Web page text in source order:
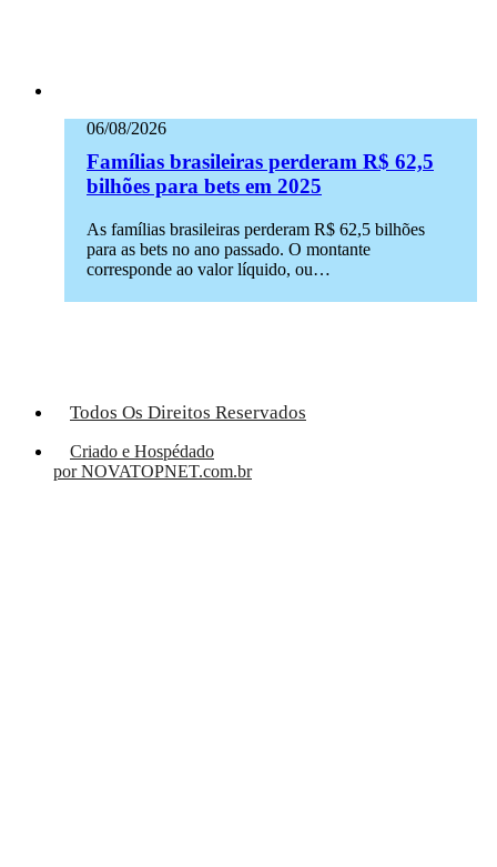
06/08/2026
Famílias brasileiras perderam R$ 62,5
bilhões para bets em 2025
As famílias brasileiras perderam R$ 62,5 bilhões
para as bets no ano passado. O montante
corresponde ao valor líquido, ou…
Todos Os Direitos Reservados
Criado e Hospédado
por NOVATOPNET.com.br